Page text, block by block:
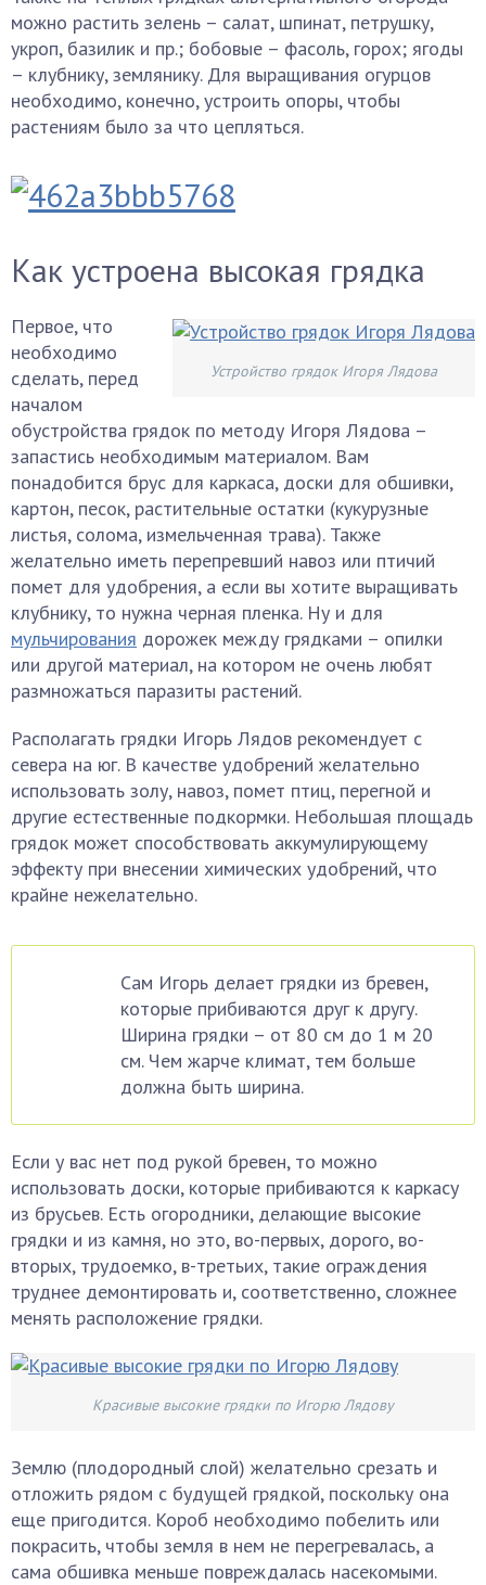
можно растить зелень – салат, шпинат, петрушку,
укроп, базилик и пр.; бобовые – фасоль, горох; ягоды
– клубнику, землянику. Для выращивания огурцов
необходимо, конечно, устроить опоры, чтобы
растениям было за что цепляться.
Как устроена высокая грядка
Устройство грядок Игоря Лядова
Первое, что
необходимо
сделать, перед
началом
обустройства грядок по методу Игоря Лядова –
запастись необходимым материалом. Вам
понадобится брус для каркаса, доски для обшивки,
картон, песок, растительные остатки (кукурузные
листья, солома, измельченная трава). Также
желательно иметь перепревший навоз или птичий
помет для удобрения, а если вы хотите выращивать
клубнику, то нужна черная пленка. Ну и для
мульчирования дорожек между грядками – опилки
или другой материал, на котором не очень любят
размножаться паразиты растений.
Располагать грядки Игорь Лядов рекомендует с
севера на юг. В качестве удобрений желательно
использовать золу, навоз, помет птиц, перегной и
другие естественные подкормки. Небольшая площадь
грядок может способствовать аккумулирующему
эффекту при внесении химических удобрений, что
крайне нежелательно.
Сам Игорь делает грядки из бревен,
которые прибиваются друг к другу.
Ширина грядки – от 80 см до 1 м 20
см. Чем жарче климат, тем больше
должна быть ширина.
Если у вас нет под рукой бревен, то можно
использовать доски, которые прибиваются к каркасу
из брусьев. Есть огородники, делающие высокие
грядки и из камня, но это, во-первых, дорого, во-
вторых, трудоемко, в-третьих, такие ограждения
труднее демонтировать и, соответственно, сложнее
менять расположение грядки.
Красивые высокие грядки по Игорю Лядову
Землю (плодородный слой) желательно срезать и
отложить рядом с будущей грядкой, поскольку она
еще пригодится. Короб необходимо побелить или
покрасить, чтобы земля в нем не перегревалась, а
сама обшивка меньше повреждалась насекомыми.